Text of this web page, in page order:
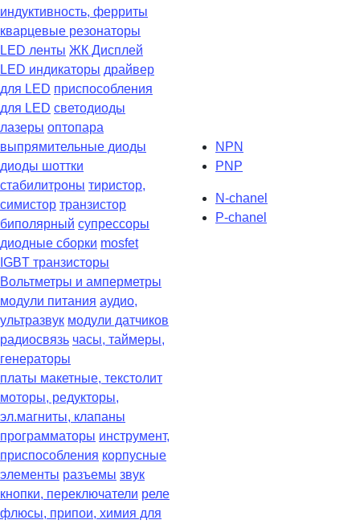
индуктивность, ферриты
кварцевые резонаторы
LED ленты ЖК Дисплей
LED индикаторы драйвер
для LED приспособления
для LED светодиоды
лазеры оптопара
выпрямительные диоды
диоды шоттки
стабилитроны тиристор,
симистор транзистор
биполярный супрессоры
диодные сборки mosfet
IGBT транзисторы
NPN
PNP
N-chanel
P-chanel
Вольтметры и амперметры
модули питания аудио,
ультразвук модули датчиков
радиосвязь часы, таймеры,
генераторы
платы макетные, текстолит
моторы, редукторы,
эл.магниты, клапаны
программаторы инструмент,
приспособления корпусные
элементы разъемы звук
кнопки, переключатели реле
флюсы, припои, химия для